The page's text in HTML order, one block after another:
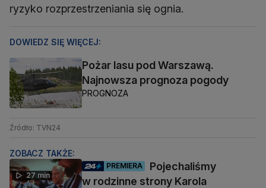
ryzyko rozprzestrzeniania się ognia.
DOWIEDZ SIĘ WIĘCEJ:
Pożar lasu pod Warszawą.
Najnowsza prognoza pogody
PROGNOZA
Źródło: TVN24
ZOBACZ TAKŻE:
27 min
PREMIERA
Pojechaliśmy
w rodzinne strony Karola